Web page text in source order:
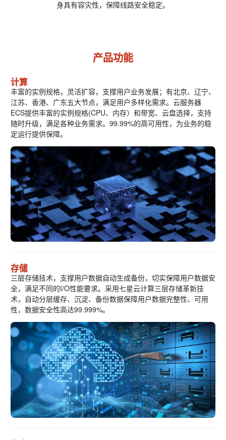
身具有容灾性，保障线路安全稳定。
产品功能
计算
丰富的实例规格，灵活扩容，支撑用户业务发展；有北京、辽宁、
江苏、香港、广东五大节点，满足用户多样化需求。云服务器
ECS提供丰富的实例规格(CPU、内存）和带宽、云盘选择，支持
随时升级，满足各种业务需求。99.99%的高可用性，为业务的稳
定运行提供保障。
存储
三层存储技术，支撑用户数据自动生成备份，切实保障用户数据安
全，满足不同的I/O性能要求。采用七星云计算三层存储革新技
术，自动分层缓存、沉淀、备份数据保障用户数据完整性、可用
性，数据安全性高达99.999%。